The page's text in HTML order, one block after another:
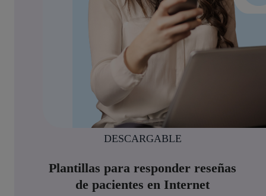
DESCARGABLE
Plantillas para responder reseñas
de pacientes en Internet